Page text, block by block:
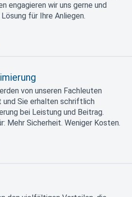
engagieren wir uns gerne und
für Ihre Anliegen.
von unseren Fachleuten
und Sie erhalten schriftlich
bei Leistung und Beitrag.
Mehr Sicherheit. Weniger Kosten.